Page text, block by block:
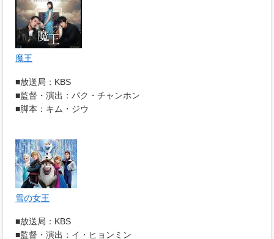
魔王
■放送局：KBS
■監督・演出：パク・チャンホン
■脚本：キム・ジウ
雪の女王
■放送局：KBS
■監督・演出：イ・ヒョンミン